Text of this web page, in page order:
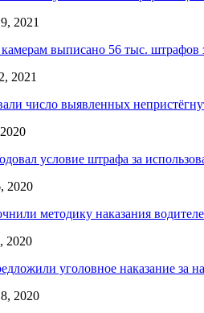
2021
выписано 56 тыс. штрафов
2021
число выявленных
условие штрафа за
2020
методику наказания
2020
уголовное наказание за
2020